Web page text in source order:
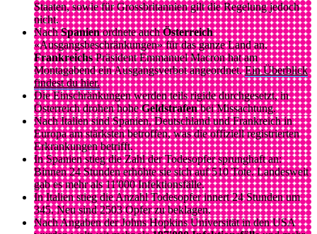
Staaten, sowie für Grossbritannien gilt die Regelung jedoch
nicht.
NachSpanienordnete auchÖsterreich
«Ausgangsbeschränkungen» für das ganze Land an.
FrankreichsPräsident Emmanuel Macron hat am
Montagabend ein Ausgangsverbot angeordnet.Ein Überblick
findest du hier.
Die Einschränkungen werden teils rigide durchgesetzt, in
Österreich drohen hoheGeldstrafenbei Missachtung.
Nach Italien sind Spanien, Deutschland und Frankreich in
Europa am stärksten betroffen, was die offiziell registrierten
Erkrankungen betrifft.
In Spanien stieg die Zahl der Todesopfer sprunghaft an:
Binnen 24 Stunden erhöhte sie sich auf 510 Tote. Landesweit
gab es mehr als 11'000 Infektionsfälle.
In Italien stieg die Anzahl Todesopfer innert 24 Stunden um
345. Neu sind 2503 Opfer zu beklagen.
Nach Angaben der Johns Hopkins Universität in den USA